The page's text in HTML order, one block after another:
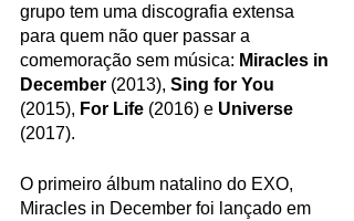
grupo tem uma discografia extensa
para quem não quer passar a
comemoração sem música: Miracles in
December (2013), Sing for You
(2015), For Life (2016) e Universe
(2017).
O primeiro álbum natalino do EXO,
Miracles in December foi lançado em